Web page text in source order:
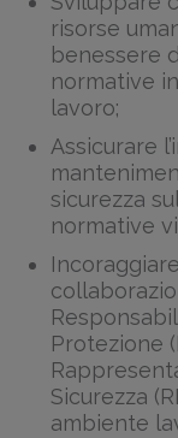
risorse
benessere
normative
lavoro;
Assicurare
sicurezza
normative
Protezione
Sicurezza
ambiente